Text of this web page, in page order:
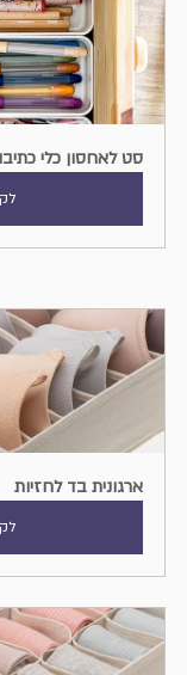
סט לאחסון כלי
ארגונית בד לחזיות